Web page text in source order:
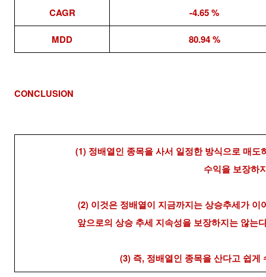
CAGR -4.65 %
MDD 80.94 %
CONCLUSION
(1) 정배열인 종목을 사서 일정한 방식으로 매
수익을 보장하
(2) 이것은 정배열이 지금까지는 상승추세가
앞으로의 상승 추세 지속성을 보장하지는 않는
(3) 즉, 정배열인 종목을 산다고 쉽게